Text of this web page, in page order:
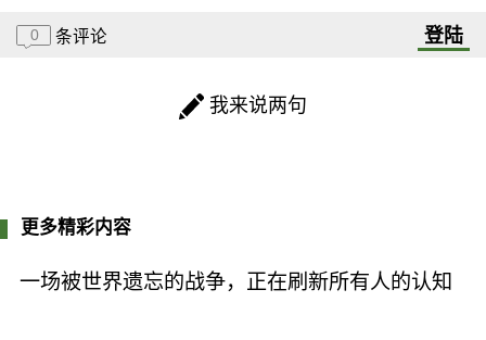
0 条评论 登陆
我来说两句
更多精彩内容
一场被世界遗忘的战争，正在刷新所有人的认知